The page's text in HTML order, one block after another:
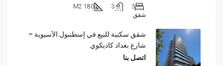
3
3
180 M2
شقق
شقق سكنية للبيع في إسطنبول الآسيوية –
شارع بغداد كاديكوي
اتصل بنا